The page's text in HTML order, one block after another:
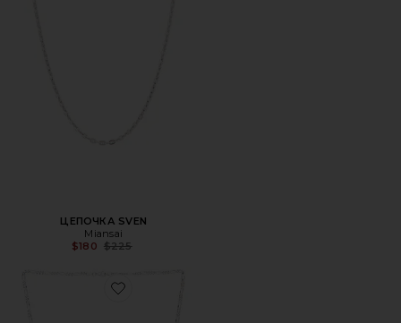
ЦЕПОЧКА SVEN
Miansai
$180 Previous price:
$225
Favorite ОЖЕРЕЛЬЕ 3MM